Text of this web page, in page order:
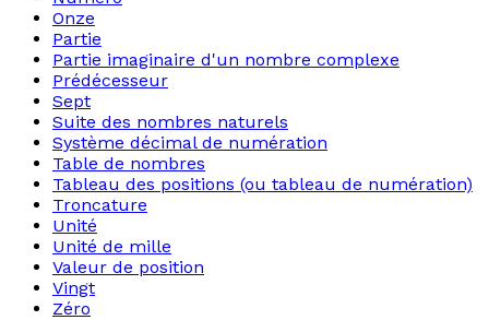
Onze
Partie
Partie imaginaire d'un nombre complexe
Prédécesseur
Sept
Suite des nombres naturels
Système décimal de numération
Table de nombres
Tableau des positions (ou tableau de numération)
Troncature
Unité
Unité de mille
Valeur de position
Vingt
Zéro